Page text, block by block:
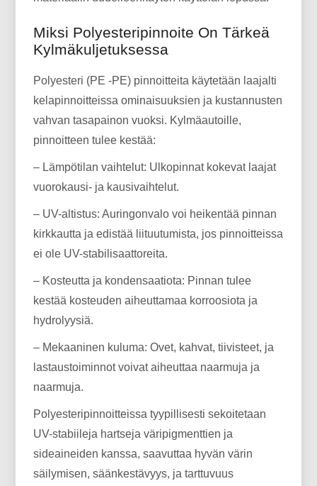
Miksi Polyesteripinnoite On Tärkeä
Kylmäkuljetuksessa
Polyesteri (PE -PE) pinnoitteita käytetään laajalti
kelapinnoitteissa ominaisuuksien ja kustannusten
vahvan tasapainon vuoksi. Kylmäautoille,
pinnoitteen tulee kestää:
– Lämpötilan vaihtelut: Ulkopinnat kokevat laajat
vuorokausi- ja kausivaihtelut.
– UV-altistus: Auringonvalo voi heikentää pinnan
kirkkautta ja edistää liituutumista, jos pinnoitteissa
ei ole UV-stabilisaattoreita.
– Kosteutta ja kondensaatiota: Pinnan tulee
kestää kosteuden aiheuttamaa korroosiota ja
hydrolyysiä.
– Mekaaninen kuluma: Ovet, kahvat, tiivisteet, ja
lastaustoiminnot voivat aiheuttaa naarmuja ja
naarmuja.
Polyesteripinnoitteissa tyypillisesti sekoitetaan
UV-stabiileja hartseja väripigmenttien ja
sideaineiden kanssa, saavuttaa hyvän värin
säilymisen, säänkestävyys, ja tarttuvuus